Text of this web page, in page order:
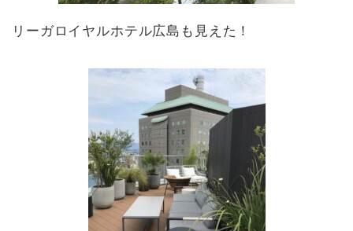
リーガロイヤルホテル広島も見えた！